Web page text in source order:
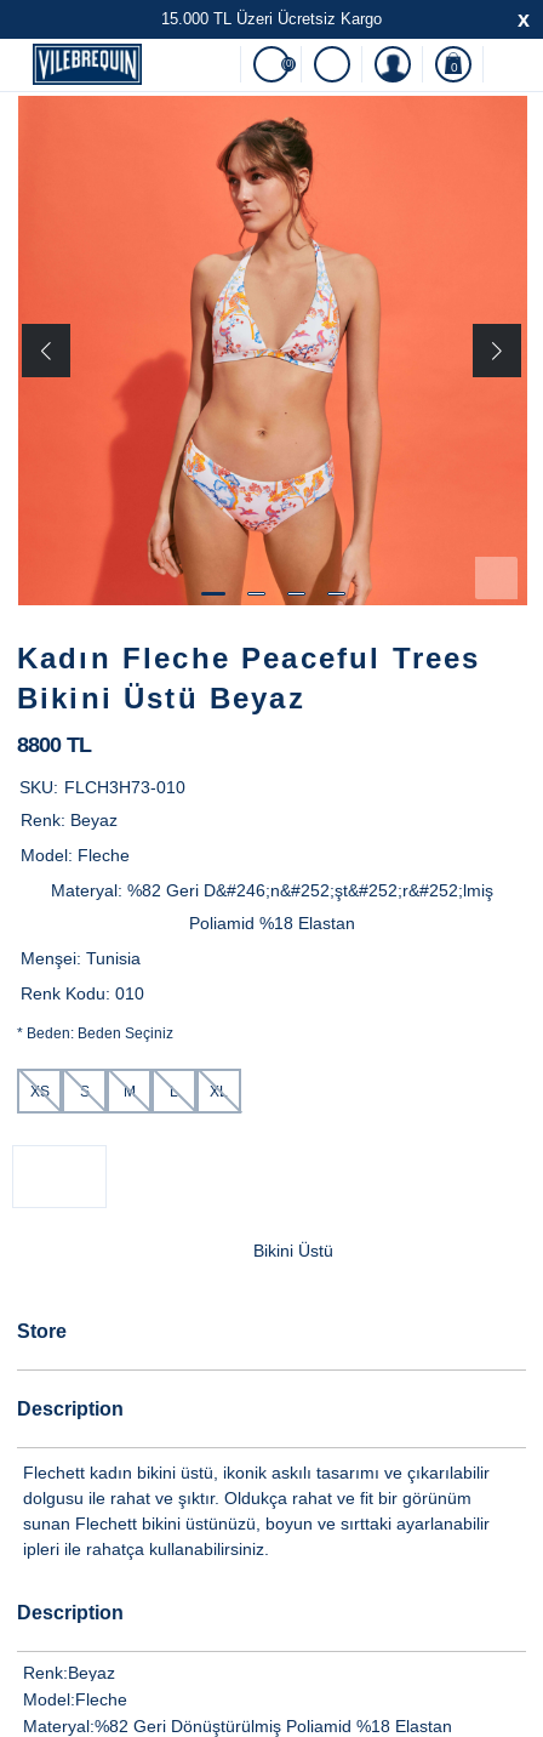
15.000 TL Üzeri Ücretsiz Kargo x
(0) 0
Kadın Fleche Peaceful Trees
Bikini Üstü Beyaz
8800 TL
SKU: FLCH3H73-010
Renk: Beyaz
Model: Fleche
Materyal: %82 Geri D&#246;n&#252;şt&#252;r&#252;lmiş
Poliamid %18 Elastan
Menşei: Tunisia
Renk Kodu: 010
* Beden: Beden Seçiniz
XS S M L XL
Bikini Üstü
Store
Description
Flechett kadın bikini üstü, ikonik askılı tasarımı ve çıkarılabilir
dolgusu ile rahat ve şıktır. Oldukça rahat ve fit bir görünüm
sunan Flechett bikini üstünüzü, boyun ve sırttaki ayarlanabilir
ipleri ile rahatça kullanabilirsiniz.
Description
Renk:Beyaz
Model:Fleche
Materyal:%82 Geri Dönüştürülmiş Poliamid %18 Elastan